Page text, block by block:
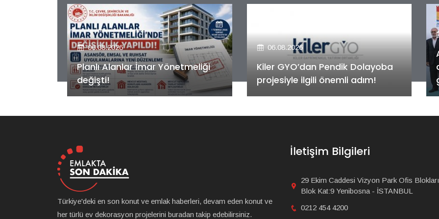
06.08.2026
Kiler GYO’dan Pendik Dolayoba
projesiyle ilgili önemli adım!
06.08.2026
Alya Merkezefendi Konutları'nın
anahtar teslim töreni
gerçekleştirildi!
Türkiye'deki en son konut ve emlak haberleri, devam eden konut ve
her türlü ev dekorasyon projelerini buradan takip edebilirsiniz.
İletişim Bilgileri
29 Ekim Caddesi Vizyon Park Ofis
Blok Kat:9 Yenibosna - İSTANBUL
0212 454 4200